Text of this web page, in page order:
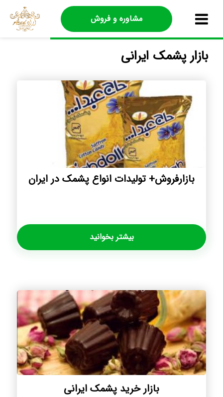
مشاوره و فروش
بازار پشمک ایرانی
بازارفروش+ تولیدات انواع پشمک در ایران
بیشتر بخوانید
بازار خرید پشمک ایرانی